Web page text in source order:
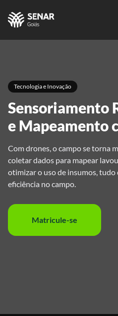
Tecnologia e Inovação
Sensoriamento
e Mapeamento
Com drones, o campo se torna
coletar dados para mapear
otimizar o uso de insumos, tudo
eficiência no campo.
Matricule-se